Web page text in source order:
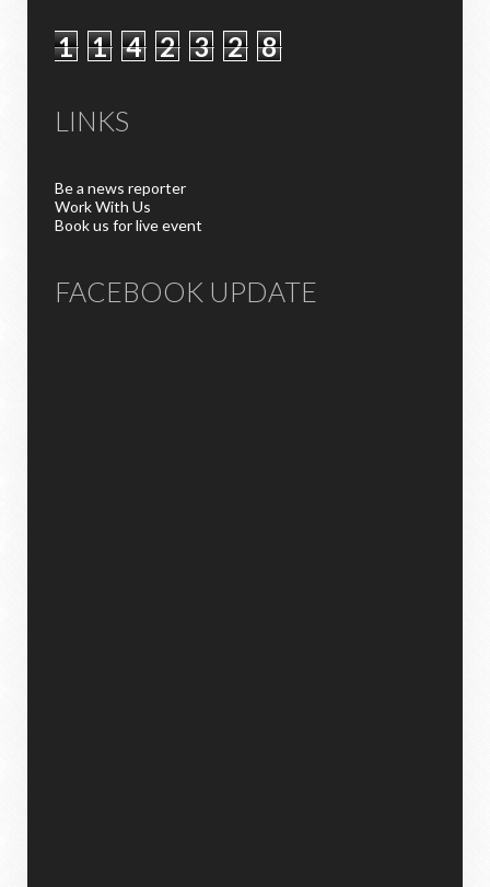
1 1 4 2 3 2 8
LINKS
Be a news reporter
Work With Us
Book us for live event
FACEBOOK UPDATE